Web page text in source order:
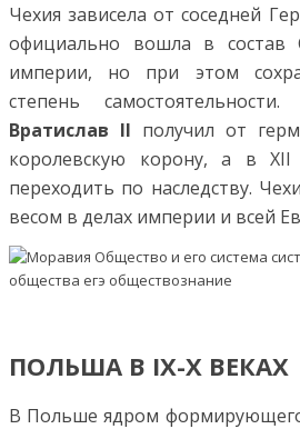
Чехия зависела от соседней
официально вошла в состав
империи, но при этом
степень
Вратислав II получил от
королевскую корону, а в
переходить по наследству.
весом в делах империи и всей
ПОЛЬША В IX-X ВЕКАХ
В Польше ядром